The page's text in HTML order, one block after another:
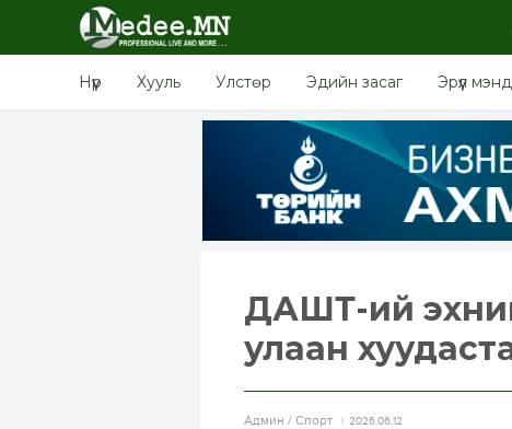
Нүүр Хууль Улстөр Эдийн засаг Эрүүл мэнд
ДАШТ-ий
улаан
Aдмин / Спорт 2026.06.12